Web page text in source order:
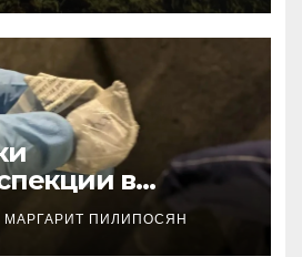
в
районе
подозреваемого
МАРГАРИТ ПИЛИПОСЯН